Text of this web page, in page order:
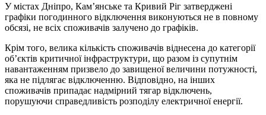
У містах Дніпро, Кам’янське та Кривий Ріг затверджені
графіки погодинного відключення виконуються не в повному
обсязі, не всіх споживачів залучено до графіків.
Крім того, велика кількість споживачів віднесена до категорії
об’єктів критичної інфраструктури, що разом із супутнім
навантаженням призвело до завищеної величини потужності,
яка не підлягає відключенню. Відповідно, на інших
споживачів припадає надмірний тягар відключень,
порушуючи справедливість розподілу електричної енергії.